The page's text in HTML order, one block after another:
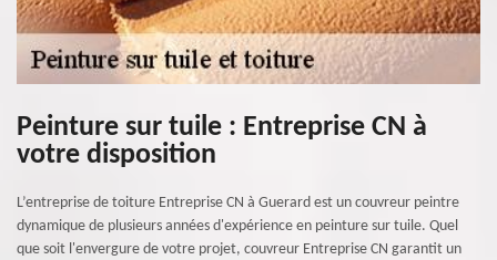
Peinture sur tuile : Entreprise CN à
votre disposition
L’entreprise de toiture Entreprise CN à Guerard est un couvreur peintre
dynamique de plusieurs années d'expérience en peinture sur tuile. Quel
que soit l'envergure de votre projet, couvreur Entreprise CN garantit un